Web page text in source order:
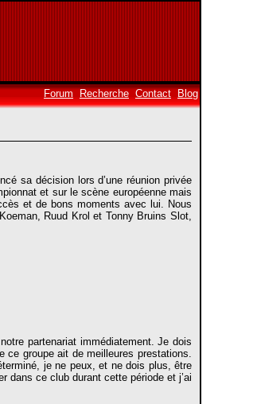
Forum Recherche Contact Blog
sa décision lors d’une réunion privée
et sur le scène européenne mais
et de bons moments avec lui. Nous
Ruud Krol et Tonny Bruins Slot,
partenariat immédiatement. Je dois
groupe ait de meilleures prestations.
je ne peux, et ne dois plus, être
dans ce club durant cette période et j’ai